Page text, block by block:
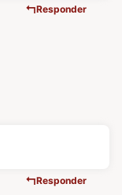
Responder
Responder